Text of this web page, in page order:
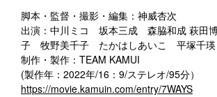
脚本・監督・撮影・編集：神威杏次
出演：中川ミコ 坂本三成 森脇和成 萩田
子 牧野美千子 たかはしあいこ 平塚千
制作・製作：TEAM KAMUI
(製作年：2022年/16：9/ステレオ/95分）
https://movie.kamuin.com/entry/7WAYS